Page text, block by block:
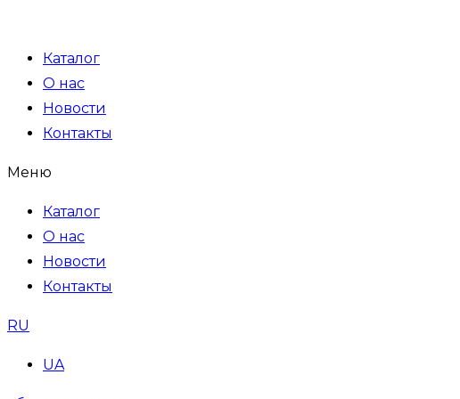
Каталог
О нас
Новости
Контакты
Меню
Каталог
О нас
Новости
Контакты
RU
UA